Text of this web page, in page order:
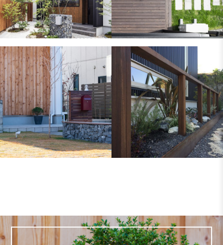
どんどん暮らしが楽
しくなる庭
メンテナンスフリー
とアレンジ